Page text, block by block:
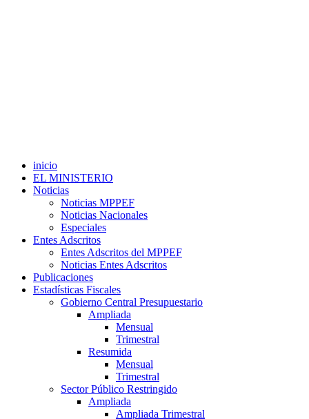
inicio
EL MINISTERIO
Noticias
Noticias MPPEF
Noticias Nacionales
Especiales
Entes Adscritos
Entes Adscritos del MPPEF
Noticias Entes Adscritos
Publicaciones
Estadísticas Fiscales
Gobierno Central Presupuestario
Ampliada
Mensual
Trimestral
Resumida
Mensual
Trimestral
Sector Público Restringido
Ampliada
Ampliada Trimestral